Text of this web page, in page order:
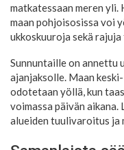
matkatessaan meren
maan pohjoisosissa voi
ukkoskuuroja sekä
Sunnuntaille on annettu
ajanjaksolle. Maan
odotetaan yöllä, kun
voimassa päivän aikana.
alueiden tuulivaroitus ja